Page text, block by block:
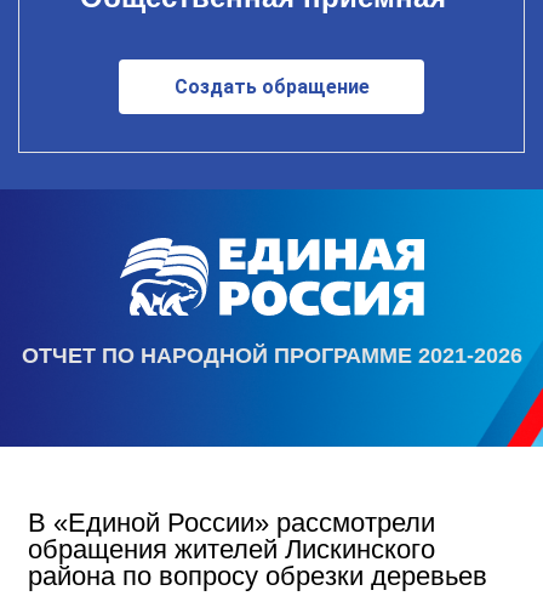
Создать обращение
ОТЧЕТ ПО НАРОДНОЙ ПРОГРАММЕ 2021-2026
В «Единой России» рассмотрели
обращения жителей Лискинского
района по вопросу обрезки деревьев